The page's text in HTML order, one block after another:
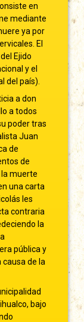
en
mediante
ya por
El
Ejido
y el
del país).
a don
a todos
poder tras
Juan
de
de
la muerte
una carta
les
contraria
la
pública y
de la
bajo